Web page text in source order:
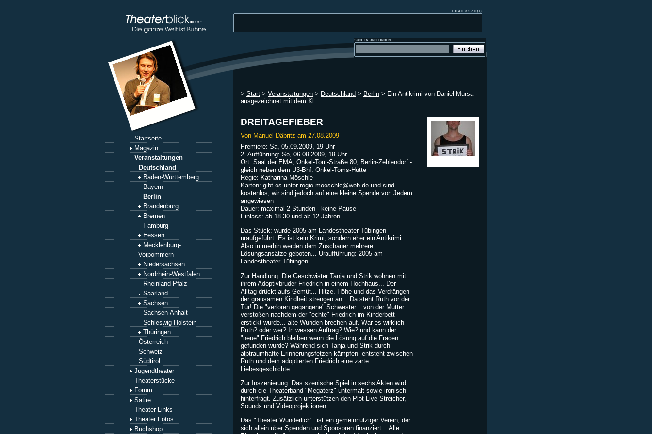
Startseite
Magazin
Veranstaltungen
Deutschland
Baden-Württemberg
Bayern
Berlin
Brandenburg
Bremen
Hamburg
Hessen
Mecklenburg-
Vorpommern
Niedersachsen
Nordrhein-Westfalen
Rheinland-Pfalz
Saarland
Sachsen
Sachsen-Anhalt
Schleswig-Holstein
Thüringen
Österreich
Schweiz
Südtirol
Jugendtheater
Theaterstücke
Forum
Satire
Theater Links
Theater Fotos
Buchshop
> Start > Veranstaltungen > Deutschland > Berlin > Ein Antikrimi von Daniel Mursa -
ausgezeichnet mit dem Kl...
DREITAGEFIEBER
Von Manuel Däbritz am 27.08.2009
Premiere: Sa, 05.09.2009, 19 Uhr
2. Aufführung: So, 06.09.2009, 19 Uhr
Ort: Saal der EMA, Onkel-Tom-Straße 80, Berlin-Zehlendorf -
gleich neben dem U3-Bhf. Onkel-Toms-Hütte
Regie: Katharina Möschle
Karten: gibt es unter regie.moeschle@web.de und sind
kostenlos, wir sind jedoch auf eine kleine Spende von Jedem
angewiesen
Dauer: maximal 2 Stunden - keine Pause
Einlass: ab 18.30 und ab 12 Jahren
Das Stück: wurde 2005 am Landestheater Tübingen
uraufgeführt. Es ist kein Krimi, sondern eher ein Antikrimi...
Also immerhin werden dem Zuschauer mehrere
Lösungsansätze geboten... Uraufführung: 2005 am
Landestheater Tübingen
Zur Handlung: Die Geschwister Tanja und Strik wohnen mit
ihrem Adoptivbruder Friedrich in einem Hochhaus... Der
Alltag drückt aufs Gemüt... Hitze, Höhe und das Verdrängen
der grausamen Kindheit strengen an... Da steht Ruth vor der
Tür! Die "verloren gegangene" Schwester... von der Mutter
verstoßen nachdem der "echte" Friedrich im Kinderbett
erstickt wurde... alte Wunden brechen auf. War es wirklich
Ruth? oder wer? In wessen Auftrag? Wie? und kann der
"neue" Friedrich bleiben wenn die Lösung auf die Fragen
gefunden wurde? Während sich Tanja und Strik durch
alptraumhafte Erinnerungsfetzen kämpfen, entsteht zwischen
Ruth und dem adoptierten Friedrich eine zarte
Liebesgeschichte...
Zur Inszenierung: Das szenische Spiel in sechs Akten wird
durch die Theaterband "Megaterz" untermalt sowie ironisch
hinterfragt. Zusätzlich unterstützen den Plot Live-Streicher,
Sounds und Videoprojektionen.
Das "Theater Wunderlich": ist ein gemeinnütziger Verein, der
sich allein über Spenden und Sponsoren finanziert... Alle